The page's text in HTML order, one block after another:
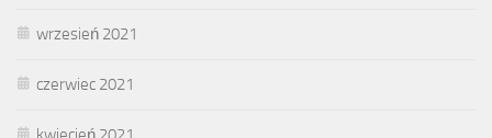
wrzesień 2021
czerwiec 2021